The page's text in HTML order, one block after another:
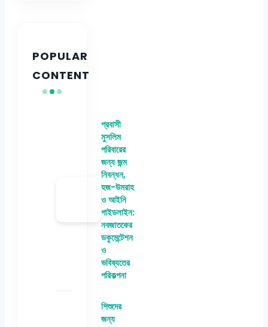
POPULAR
CONTENT
প্রবাসী
মুসলিম
পরিবারের
জন্য জন্ম
নিবন্ধন,
হজ-উমরাহ
ও আইনি
গাইডলাইন:
নবজাতকের
ডকুমেন্টেশন
ও
ভবিষ্যতের
পরিকল্পনা
শিশুদের
জন্য